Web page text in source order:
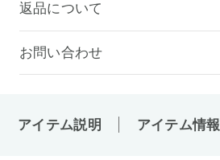
返品について
お問い合わせ
アイテム説明 アイテム情報